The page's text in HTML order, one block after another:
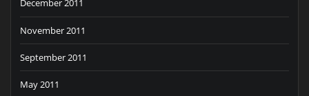
December 2011
November 2011
September 2011
May 2011